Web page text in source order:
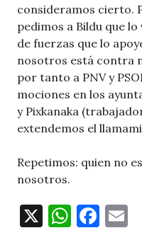
consideramos cierto.
pedimos a Bildu que
de fuerzas que lo
nosotros está contra
por tanto a PNV y
mociones en los
y Pixkanaka
extendemos el
Repetimos: quien no
nosotros.
X W F